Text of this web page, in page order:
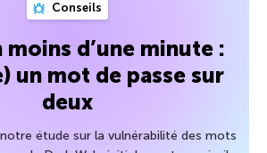
Conseils
moins d’une minute :
un mot de passe sur
deux
étude sur la vulnérabilité des mots